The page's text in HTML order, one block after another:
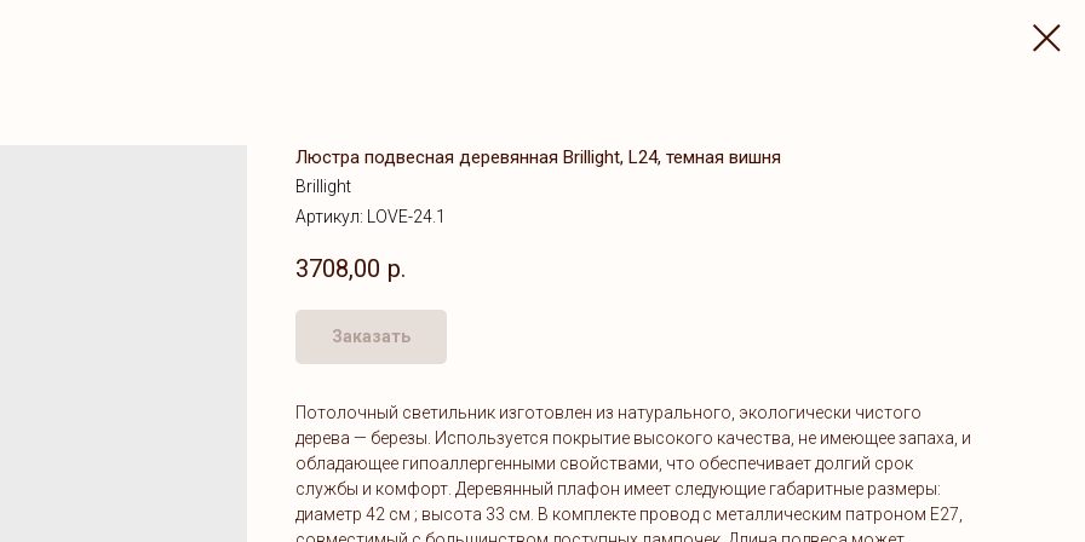
Люстра подвесная деревянная Brillight, L24, темная вишня
Brillight
Артикул:
LOVE-24.1
3708,00 р.
Заказать
Потолочный светильник изготовлен из натурального, экологически чистого
дерева — березы. Используется покрытие высокого качества, не имеющее запаха, и
обладающее гипоаллергенными свойствами, что обеспечивает долгий срок
службы и комфорт. Деревянный плафон имеет следующие габаритные размеры:
диаметр 42 см ; высота 33 см. В комплекте провод с металлическим патроном E27,